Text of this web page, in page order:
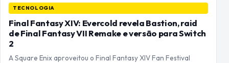
TECNOLOGIA
Final Fantasy XIV: Evercold revela Bastion, raid
de Final Fantasy VII Remake e versão para Switch
2
A Square Enix aproveitou o Final Fantasy XIV Fan Festival